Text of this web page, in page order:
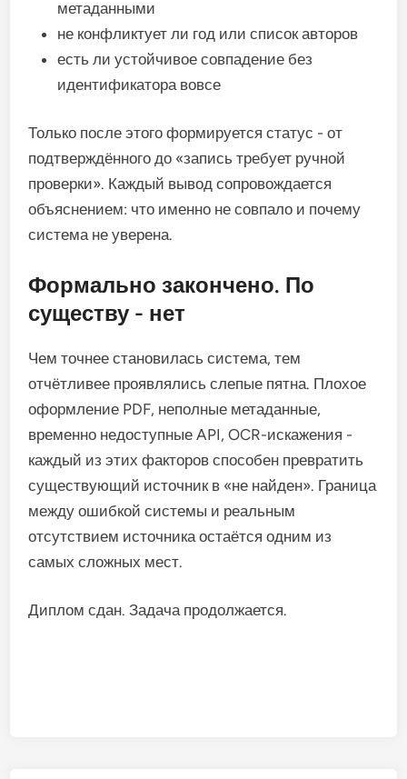
метаданными
не конфликтует ли год или список авторов
есть ли устойчивое совпадение без
идентификатора вовсе
Только после этого формируется статус - от
подтверждённого до «запись требует ручной
проверки». Каждый вывод сопровождается
объяснением: что именно не совпало и почему
система не уверена.
Формально закончено. По
существу - нет
Чем точнее становилась система, тем
отчётливее проявлялись слепые пятна. Плохое
оформление PDF, неполные метаданные,
временно недоступные API, OCR-искажения -
каждый из этих факторов способен превратить
существующий источник в «не найден». Граница
между ошибкой системы и реальным
отсутствием источника остаётся одним из
самых сложных мест.
Диплом сдан. Задача продолжается.